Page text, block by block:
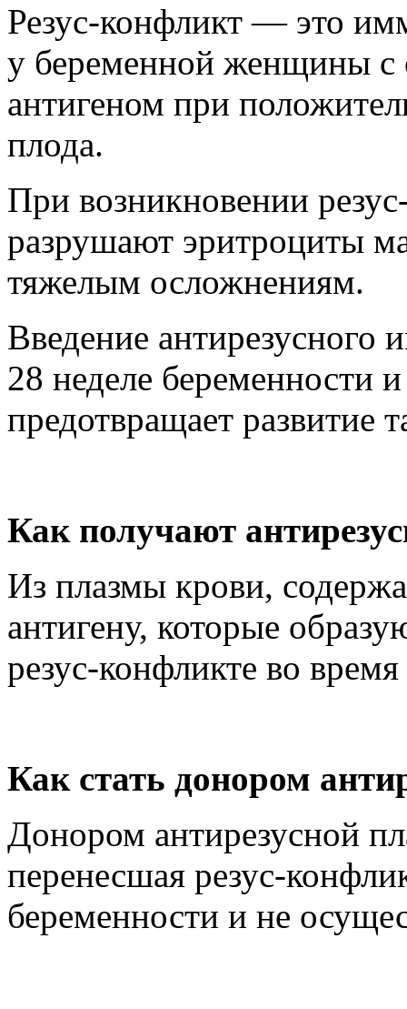
Резус-конфликт — это
у беременной женщины с
антигеном при
плода.
При возникновении
разрушают эритроциты
тяжелым осложнениям.
Введение
28 неделе беременности
предотвращает развитие
Как получают
Из плазмы крови,
антигену, которые
резус-конфликте во
Как стать донором
Донором антирезусной
перенесшая резус-
беременности и не